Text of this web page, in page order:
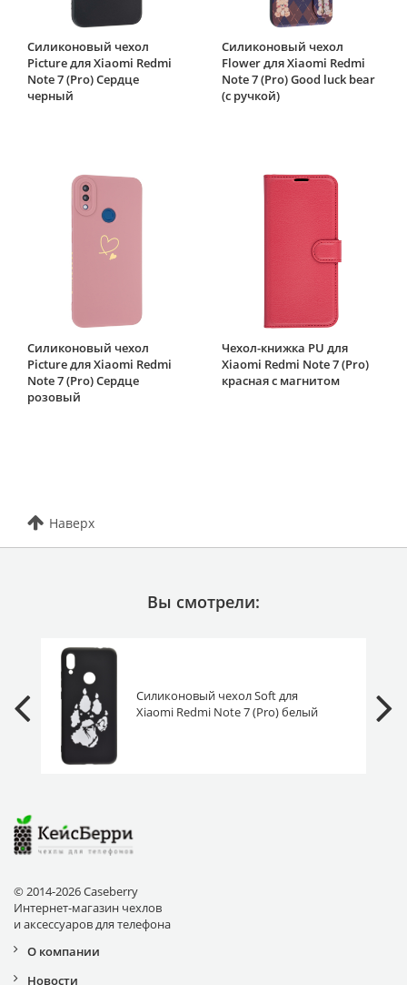
Силиконовый чехол
Picture для Xiaomi Redmi
Note 7 (Pro) Сердце
черный
Силиконовый чехол
Flower для Xiaomi Redmi
Note 7 (Pro) Good luck bear
(с ручкой)
Силиконовый чехол
Picture для Xiaomi Redmi
Note 7 (Pro) Сердце
розовый
Чехол-книжка PU для
Xiaomi Redmi Note 7 (Pro)
красная с магнитом
Наверх
Вы смотрели:
Силиконовый чехол Soft для
Xiaomi Redmi Note 7 (Pro) белый
© 2014-2026 Caseberry
Интернет-магазин чехлов
и аксессуаров для телефона
О компании
Новости